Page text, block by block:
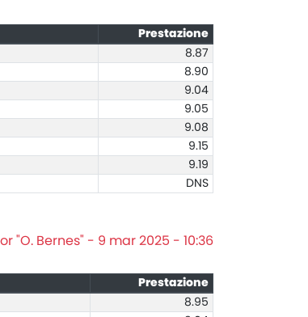
Prestazione
8.87
8.90
9.04
9.05
9.08
9.15
9.19
DNS
"O. Bernes" - 9 mar 2025 - 10:36
Prestazione
8.95